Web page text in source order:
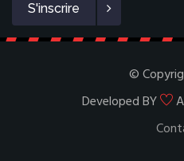
S'inscrire
©
Developed BY